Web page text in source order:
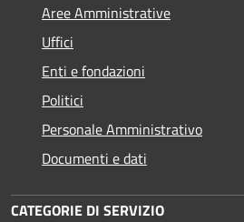
Aree Amministrative
Uffici
Enti e fondazioni
Politici
Personale Amministrativo
Documenti e dati
CATEGORIE DI SERVIZIO